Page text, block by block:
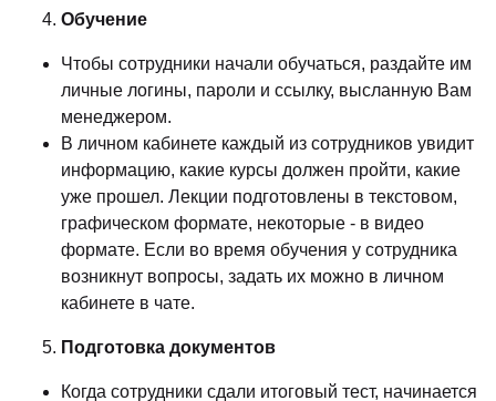
Обучение
Чтобы сотрудники начали обучаться, раздайте им
личные логины, пароли и ссылку, высланную Вам
менеджером.
В личном кабинете каждый из сотрудников увидит
информацию, какие курсы должен пройти, какие
уже прошел. Лекции подготовлены в текстовом,
графическом формате, некоторые - в видео
формате. Если во время обучения у сотрудника
возникнут вопросы, задать их можно в личном
кабинете в чате.
Подготовка документов
Когда сотрудники сдали итоговый тест, начинается